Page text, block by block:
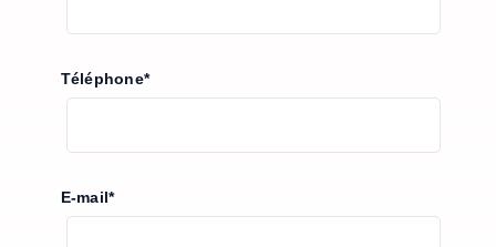
Téléphone*
E-mail*